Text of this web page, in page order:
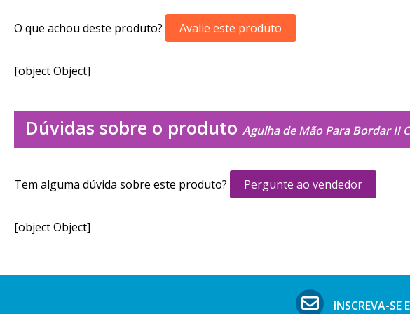
O que achou deste produto? Avalie este produto
[object Object]
Dúvidas sobre o produto Agulha de Mão Para Bordar II
Tem alguma dúvida sobre este produto? Pergunte ao vendedor
[object Object]
INSCREVA-SE